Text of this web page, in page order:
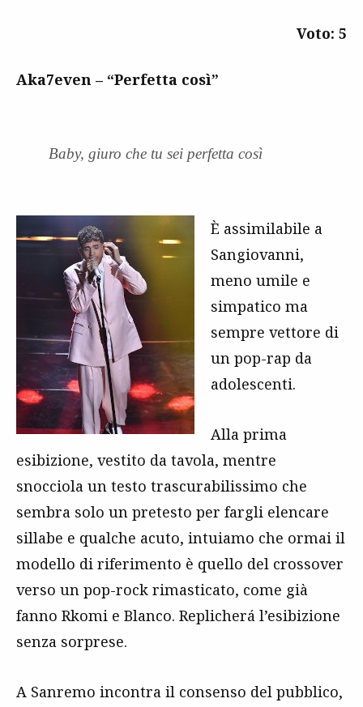
Voto: 5
Aka7even – “Perfetta così”
Baby, giuro che tu sei perfetta così
È assimilabile a
Sangiovanni,
meno umile e
simpatico ma
sempre vettore di
un pop-rap da
adolescenti.
Alla prima
esibizione, vestito da tavola, mentre
snocciola un testo trascurabilissimo che
sembra solo un pretesto per fargli elencare
sillabe e qualche acuto, intuiamo che ormai il
modello di riferimento è quello del crossover
verso un pop-rock rimasticato, come già
fanno Rkomi e Blanco. Replicherá l’esibizione
senza sorprese.
A Sanremo incontra il consenso del pubblico,